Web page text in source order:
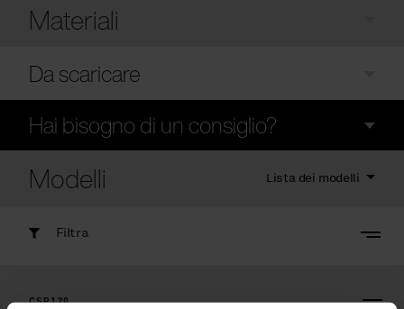
Materiali
Da scaricare
Hai bisogno di un consiglio?
Modelli Lista dei modelli
Filtra
CSP120